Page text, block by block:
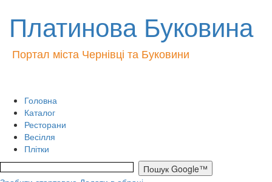
Платинова Буковина
Портал міста Чернівці та Буковини
Головна
Каталог
Ресторани
Весілля
Плітки